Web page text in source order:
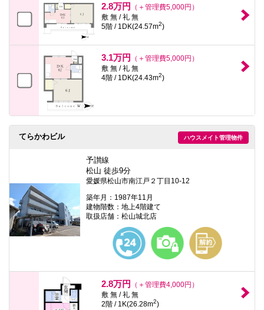
2.8万円
（＋管理費5,000円）
敷 無 / 礼 無
5階 / 1DK(24.57m2)
3.1万円
（＋管理費5,000円）
敷 無 / 礼 無
4階 / 1DK(24.43m2)
ハウスメイト管理物件
てらかわビル
予讃線
松山 徒歩9分
愛媛県松山市南江戸２丁目10-12
築年月：1987年11月
建物階数：地上4階建て
取扱店舗：松山城北店
2.8万円
（＋管理費4,000円）
敷 無 / 礼 無
2階 / 1K(26.28m2)